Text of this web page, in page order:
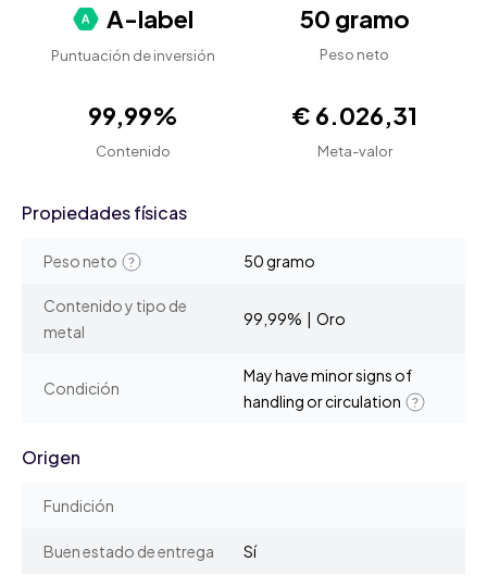
A-label
Puntuación de inversión
50 gramo
Peso neto
99,99%
Contenido
€ 6.026,31
Meta-valor
Propiedades físicas
Peso neto 50 gramo
Contenido y tipo de
metal
99,99% | Oro
Condición
May have minor signs of
handling or circulation
Origen
Fundición
Buen estado de entrega Sí